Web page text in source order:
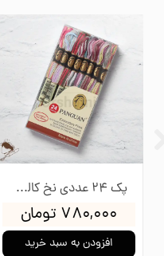
۷۸۰,۰۰۰ تومان
افزودن به سبد